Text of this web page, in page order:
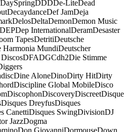
DaySpringDDDDe-LiteDead
DecaydanceDef JamDeja
DelosDeltaDemonDemon Music
DEPDep InternationalDeramDesaster
TapesDetritiDeutsche
Harmonia MundiDeutscher
DFADGCdh2Die Stimme
Dine AloneDinoDirty HitDirty
Discipline Global MobileDisco
DiscophonDiscoveryDiscreetDisque
Disques DreyfusDisques
CanettiDisques SwingDivisionDJ
JazzDogma